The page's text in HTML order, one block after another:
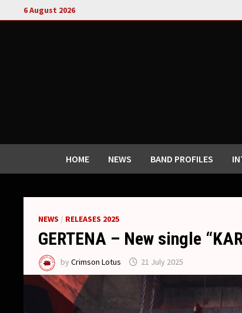
to
6 August 2026
HOME NEWS BAND PROFILES
NEWS / RELEASES 2025
GERTENA – New single
byCrimson Lotus 21 July 2025